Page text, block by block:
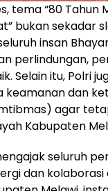
tema “80 Tahun
bukan sekadar
insan
perlindungan,
Selain itu, Polri
keamanan dan
agar
Kabupaten
seluruh
dan kolaborasi